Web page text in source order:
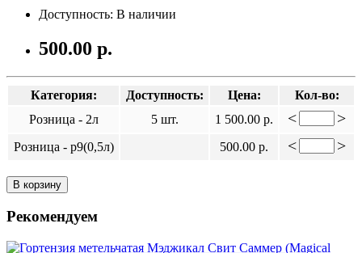
Доступность: В наличии
500.00 р.
Категория: Доступность: Цена:
Кол-во:
Розница - 2л
5 шт. 1 500.00 р. < >
Розница - р9(0,5л) 500.00 р. < >
В корзину
Рекомендуем